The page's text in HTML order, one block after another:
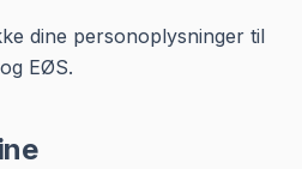
dine personoplysninger til
EØS.